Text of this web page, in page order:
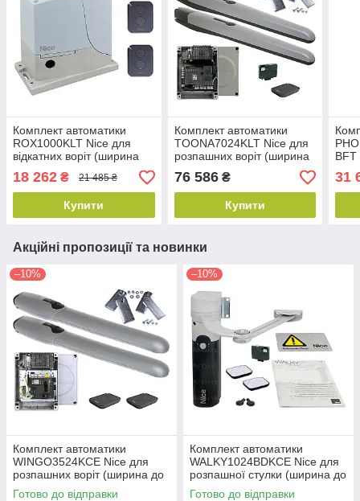
Комплект автоматики
ROX1000KLT Nice для
відкатних воріт (ширина
18 262 ₴ 21 485 ₴
Купити
Комплект автоматики
TOONA7024KLT Nice для
розпашних воріт (ширина
76 586₴
Купити
BFT
31
Акційні пропозиції та новинки
–10%
Комплект автоматики
WINGO3524KCE Nice для
розпашних воріт (ширина до
7 м)
Готово до відправки
–10%
Комплект автоматики
WALKY1024BDKCE Nice для
розпашної стулки (ширина до
1,8 м)
Готово до відправки